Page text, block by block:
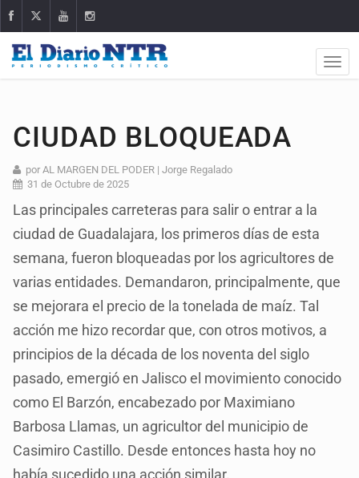
CIUDAD BLOQUEADA
por AL MARGEN DEL PODER | Jorge Regalado
31 de Octubre de 2025
Las principales carreteras para salir o entrar a la
ciudad de Guadalajara, los primeros días de esta
semana, fueron bloqueadas por los agricultores de
varias entidades. Demandaron, principalmente, que
se mejorara el precio de la tonelada de maíz. Tal
acción me hizo recordar que, con otros motivos, a
principios de la década de los noventa del siglo
pasado, emergió en Jalisco el movimiento conocido
como El Barzón, encabezado por Maximiano
Barbosa Llamas, un agricultor del municipio de
Casimiro Castillo. Desde entonces hasta hoy no
había sucedido una acción similar.